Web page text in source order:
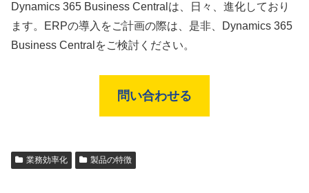
Dynamics 365 Business Centralは、日々、進化しており
ます。ERPの導入をご計画の際は、是非、Dynamics 365
Business Centralをご検討ください。
問い合わせる
業務効率化 製品の特徴